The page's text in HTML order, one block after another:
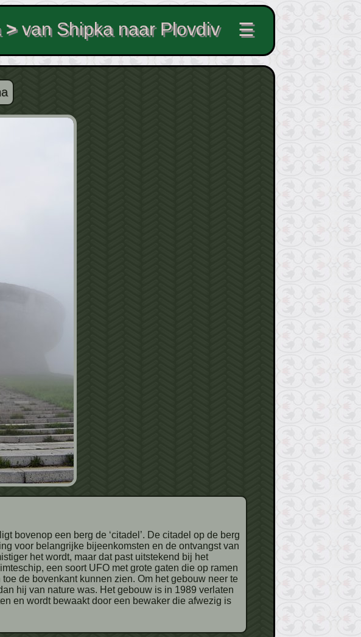
>van Shipka naar Plovdiv ☰
voor belangrijke bijeenkomsten en de ontvangst van
het wordt, maar dat past uitstekend bij het
een soort UFO met grote gaten die op ramen
de bovenkant kunnen zien. Om het gebouw neer te
hij van nature was. Het gebouw is in 1989 verlaten
en wordt bewaakt door een bewaker die afwezig is